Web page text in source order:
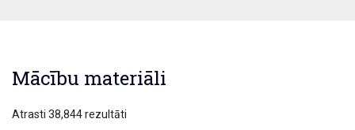
Mācību materiāli
Atrasti 38,844 rezultāti